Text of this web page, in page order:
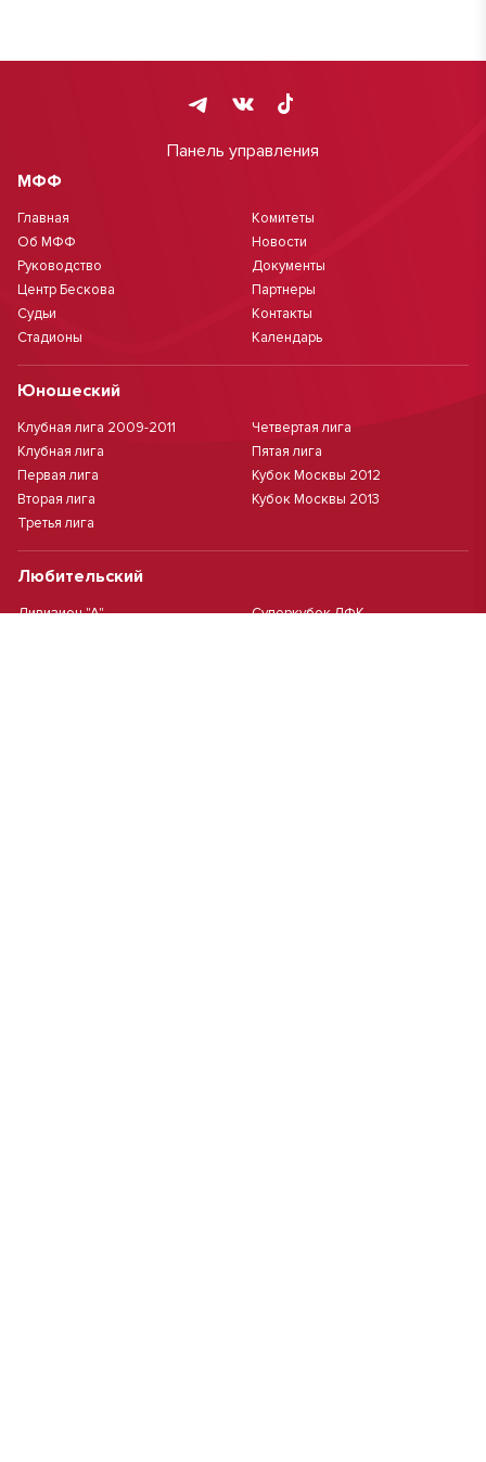
Панель управления
МФФ
Главная
Об МФФ
Руководство
Центр Бескова
Судьи
Стадионы
Комитеты
Новости
Документы
Партнеры
Контакты
Календарь
Юношеский
Клубная лига 2009-2011
Клубная лига
Первая лига
Вторая лига
Третья лига
Четвертая лига
Пятая лига
Кубок Москвы 2012
Кубок Москвы 2013
Любительский
Дивизион "А"
Суперкубок ЛФК